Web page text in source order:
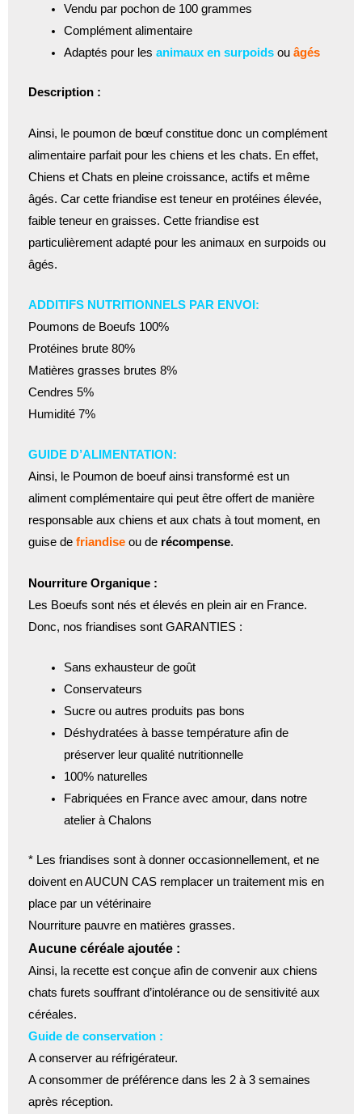
Vendu par pochon de 100 grammes
Complément alimentaire
Adaptés pour les animaux en surpoidsou âgés
Description :
Ainsi, le poumon de bœuf constitue donc un complément
alimentaire parfait pour les chiens et les chats. En effet,
Chiens et Chats en pleine croissance, actifs et même
âgés. Car cette friandise est teneur en protéines élevée,
faible teneur en graisses. Cette friandise est
particulièrement adapté pour les animaux en surpoids ou
âgés.
ADDITIFS NUTRITIONNELS PAR ENVOI:
Poumons de Boeufs 100%
Protéines brute 80%
Matières grasses brutes 8%
Cendres 5%
Humidité 7%
GUIDE D’ALIMENTATION:
Ainsi, le Poumon de boeuf ainsi transformé est un
aliment complémentaire qui peut être offert de manière
responsable aux chiens et aux chats à tout moment, en
guise de friandise ou de récompense.
Nourriture Organique :
Les Boeufs sont nés et élevés en plein air en France.
Donc, nos friandises sont GARANTIES :
Sans exhausteur de goût
Conservateurs
Sucre ou autres produits pas bons
Déshydratées à basse température afin de
préserver leur qualité nutritionnelle
100% naturelles
Fabriquées en France avec amour, dans notre
atelier à Chalons
* Les friandises sont à donner occasionnellement, et ne
doivent en AUCUN CAS remplacer un traitement mis en
place par un vétérinaire
Nourriture pauvre en matières grasses.
Aucune céréale ajoutée :
Ainsi, la recette est conçue afin de convenir aux chiens
chats furets souffrant d’intolérance ou de sensitivité aux
céréales.
Guide de conservation :
A conserver au réfrigérateur.
A consommer de préférence dans les 2 à 3 semaines
après réception.